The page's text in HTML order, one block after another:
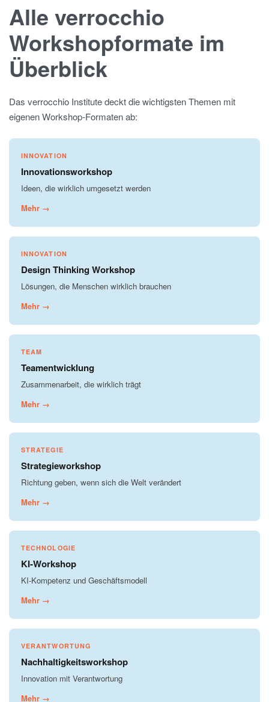
Alle verrocchio
Workshopformate im
Überblick
Das verrocchio Institute deckt die wichtigsten Themen mit
eigenen Workshop-Formaten ab:
INNOVATION
Innovationsworkshop
Ideen, die wirklich umgesetzt werden
Mehr →
INNOVATION
Design Thinking Workshop
Lösungen, die Menschen wirklich brauchen
Mehr →
TEAM
Teamentwicklung
Zusammenarbeit, die wirklich trägt
Mehr →
STRATEGIE
Strategieworkshop
Richtung geben, wenn sich die Welt verändert
Mehr →
TECHNOLOGIE
KI-Workshop
KI-Kompetenz und Geschäftsmodell
Mehr →
VERANTWORTUNG
Nachhaltigkeitsworkshop
Innovation mit Verantwortung
Mehr →